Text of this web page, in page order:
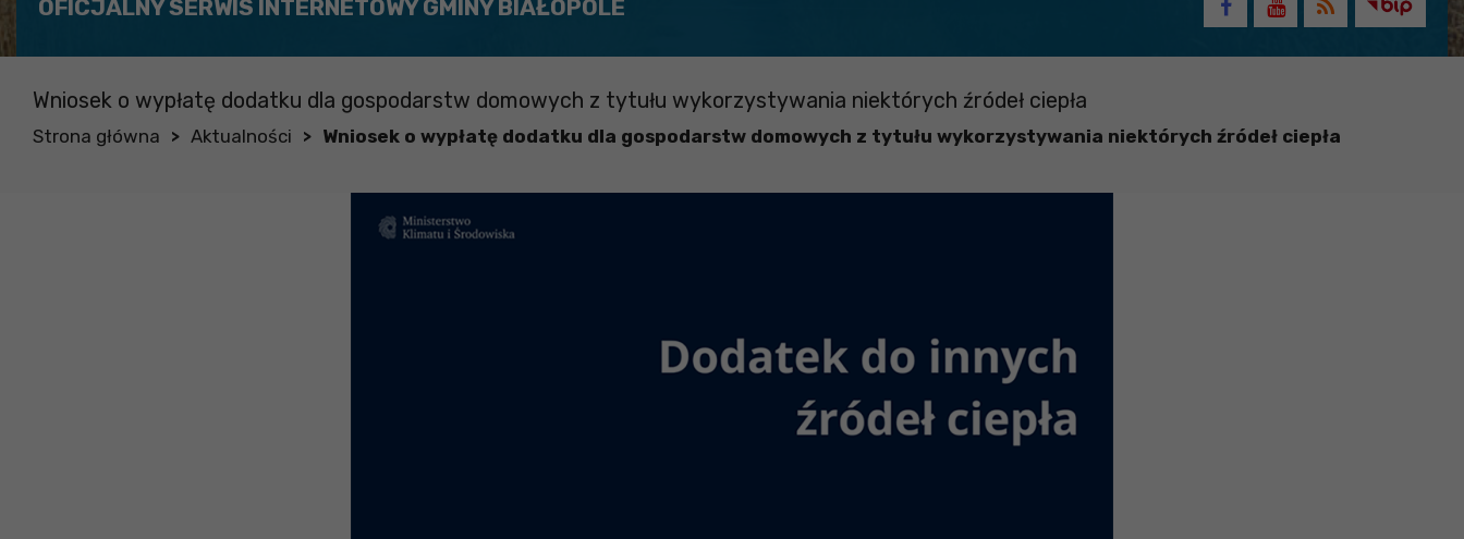
OFICJALNY SERWIS INTERNETOWY GMINY BIAŁOPOLE
Wniosek o wypłatę dodatku dla gospodarstw domowych z tytułu wykorzystywania niektórych źródeł ciepła
Strona główna > Aktualności > Wniosek o wypłatę dodatku dla gospodarstw domowych z tytułu wykorzystywania niektórych źródeł ciepła